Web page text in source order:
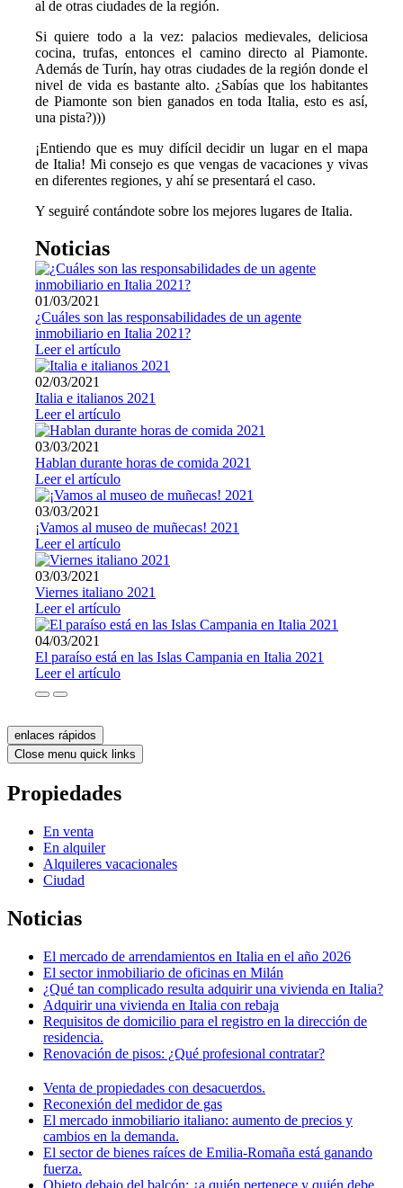
al de otras ciudades de la región.
Si quiere todo a la vez: palacios medievales, deliciosa
cocina, trufas, entonces el camino directo al Piamonte.
Además de Turín, hay otras ciudades de la región donde el
nivel de vida es bastante alto. ¿Sabías que los habitantes
de Piamonte son bien ganados en toda Italia, esto es así,
una pista?)))
¡Entiendo que es muy difícil decidir un lugar en el mapa
de Italia! Mi consejo es que vengas de vacaciones y vivas
en diferentes regiones, y ahí se presentará el caso.
Y seguiré contándote sobre los mejores lugares de Italia.
Noticias
01/03/2021
¿Cuáles son las responsabilidades de un agente
inmobiliario en Italia 2021?
Leer el artículo
02/03/2021
Italia e italianos 2021
Leer el artículo
03/03/2021
Hablan durante horas de comida 2021
Leer el artículo
03/03/2021
¡Vamos al museo de muñecas! 2021
Leer el artículo
03/03/2021
Viernes italiano 2021
Leer el artículo
04/03/2021
El paraíso está en las Islas Campania en Italia 2021
Leer el artículo
enlaces rápidos
Close menu quick links
Propiedades
En venta
En alquiler
Alquileres vacacionales
Ciudad
Noticias
El mercado de arrendamientos en Italia en el año 2026
El sector inmobiliario de oficinas en Milán
¿Qué tan complicado resulta adquirir una vivienda en Italia?
Adquirir una vivienda en Italia con rebaja
Requisitos de domicilio para el registro en la dirección de
residencia.
Renovación de pisos: ¿Qué profesional contratar?
Venta de propiedades con desacuerdos.
Reconexión del medidor de gas
El mercado inmobiliario italiano: aumento de precios y
cambios en la demanda.
El sector de bienes raíces de Emilia-Romaña está ganando
fuerza.
Objeto debajo del balcón: ¿a quién pertenece y quién debe